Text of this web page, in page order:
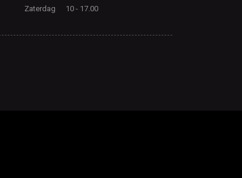
Zaterdag
10 - 17.00